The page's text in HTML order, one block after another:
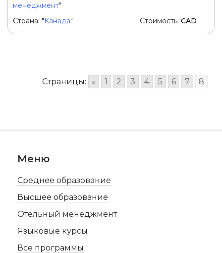
менеджмент"
Страна: "Канада" Стоимость: CAD
Страницы: « 1 2 3 4 5 6 7 8
Меню
Среднее образование
Высшее образование
Отельный менеджмент
Языковые курсы
Все программы